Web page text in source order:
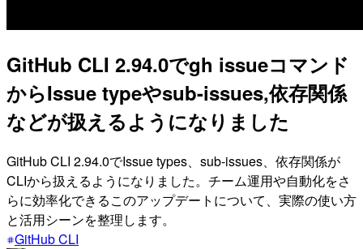
GitHub CLI 2.94.0でgh issueコマンド
からIssue typeやsub-issues,依存関係
などが扱えるようになりました
GitHub CLI 2.94.0でIssue types、sub-issues、依存関係が
CLIから扱えるようになりました。チーム運用や自動化をさ
らに効率化できるこのアップデートについて、実際の使い方
と活用シーンを整理します。
GitHub CLI